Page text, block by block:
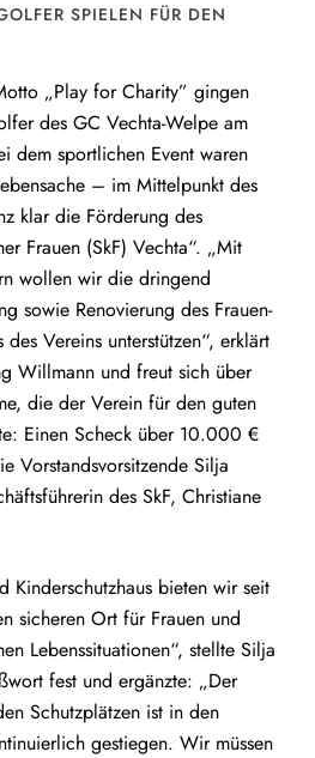
SPIELEN FÜR DEN
„Play for Charity” gingen
des GC Vechta-Welpe am
dem sportlichen Event waren
– im Mittelpunkt des
klar die Förderung des
Frauen (SkF) Vechta“. „Mit
wollen wir die dringend
sowie Renovierung des Frauen-
des Vereins unterstützen“, erklärt
Willmann und freut sich über
die der Verein für den guten
Einen Scheck über 10.000 €
Vorstandsvorsitzende Silja
des SkF, Christiane
Kinderschutzhaus bieten wir seit
sicheren Ort für Frauen und
Lebenssituationen“, stellte Silja
fest und ergänzte: „Der
Schutzplätzen ist in den
gestiegen. Wir müssen